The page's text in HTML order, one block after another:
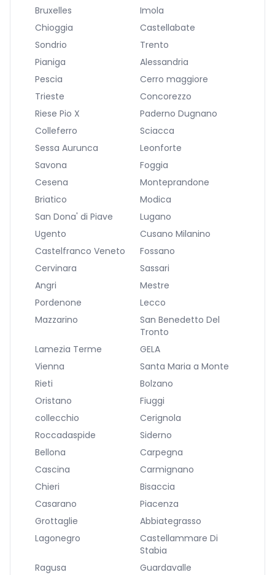
Bruxelles
Imola
Chioggia
Castellabate
Sondrio
Trento
Pianiga
Alessandria
Pescia
Cerro maggiore
Trieste
Concorezzo
Riese Pio X
Paderno Dugnano
Colleferro
Sciacca
Sessa Aurunca
Leonforte
Savona
Foggia
Cesena
Monteprandone
Briatico
Modica
San Dona' di Piave
Lugano
Ugento
Cusano Milanino
Castelfranco Veneto
Fossano
Cervinara
Sassari
Angri
Mestre
Pordenone
Lecco
Mazzarino
San Benedetto Del
Tronto
Lamezia Terme
GELA
Vienna
Santa Maria a Monte
Rieti
Bolzano
Oristano
Fiuggi
collecchio
Cerignola
Roccadaspide
Siderno
Bellona
Carpegna
Cascina
Carmignano
Chieri
Bisaccia
Casarano
Piacenza
Grottaglie
Abbiategrasso
Lagonegro
Castellammare Di
Stabia
Ragusa
Guardavalle